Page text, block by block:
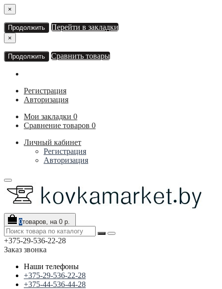
×
Продолжить Перейти в закладки
×
Продолжить Сравнить товары
Регистрация
Авторизация
Мои закладки 0
Сравнение товаров 0
Личный кабинет
Регистрация
Авторизация
0товаров, на 0 р.
+375-29-536-22-28
Заказ звонка
Наши телефоны
+375-29-536-22-28
+375-44-536-44-28